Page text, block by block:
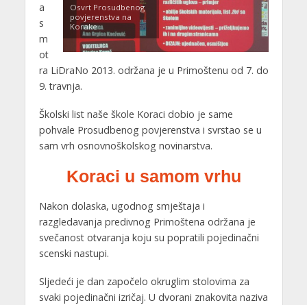
Osvrt Prosudbenog
povjerenstva na
Korake
a
s
m
ot
ra LiDraNo 2013. održana je u Primoštenu od 7. do
9. travnja.
Školski list naše škole Koraci dobio je same
pohvale Prosudbenog povjerenstva i svrstao se u
sam vrh osnovnoškolskog novinarstva.
Koraci u samom vrhu
Nakon dolaska, ugodnog smještaja i
razgledavanja predivnog Primoštena održana je
svečanost otvaranja koju su popratili pojedinačni
scenski nastupi.
Sljedeći je dan započelo okruglim stolovima za
svaki pojedinačni izričaj. U dvorani znakovita naziva